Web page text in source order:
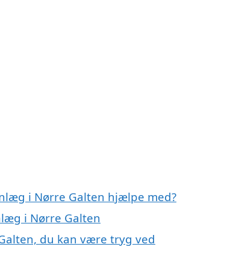
i Nørre Galten hjælpe med?
i Nørre Galten
du kan være tryg ved